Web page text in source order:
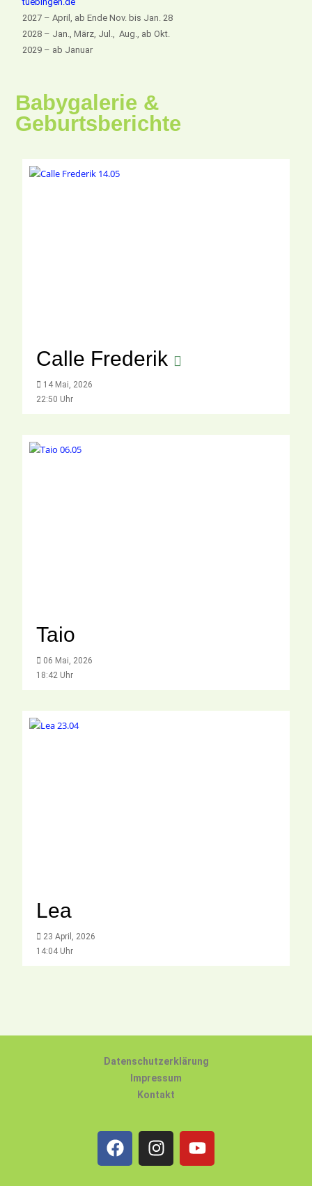
2027 – April, ab Ende Nov. bis Jan. 28
2028 – Jan., März, Jul., Aug., ab Okt.
2029 – ab Januar
Babygalerie &
Geburtsberichte
Calle Frederik
14 Mai, 2026
22:50 Uhr
Taio
06 Mai, 2026
18:42 Uhr
Lea
23 April, 2026
14:04 Uhr
Datenschutzerklärung
Impressum
Kontakt